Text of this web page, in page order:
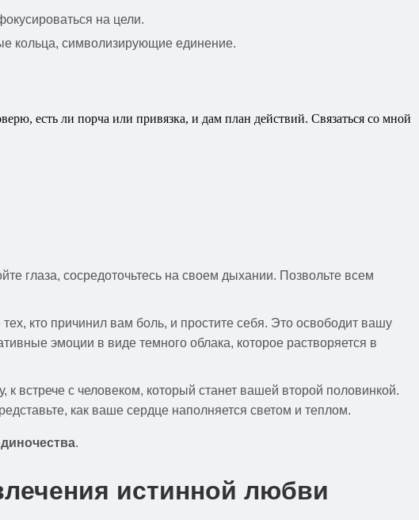
на цели.
кольца, символизирующие единение.
есть ли порча или привязка, и дам план действий. Связаться со мной
глаза, сосредоточьтесь на своем дыхании. Позвольте всем
кто причинил вам боль, и простите себя. Это освободит вашу
эмоции в виде темного облака, которое растворяется в
встрече с человеком, который станет вашей второй половинкой.
как ваше сердце наполняется светом и теплом.
.
истинной любви